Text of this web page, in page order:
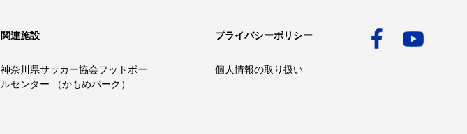
関連施設
神奈川県サッカー協会フットボー
ルセンター （かもめパーク）
プライバシーポリシー
個人情報の取り扱い